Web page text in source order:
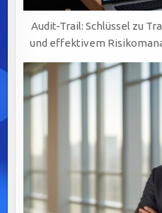
Audit-Trail: Schlüssel zu
und effektivem